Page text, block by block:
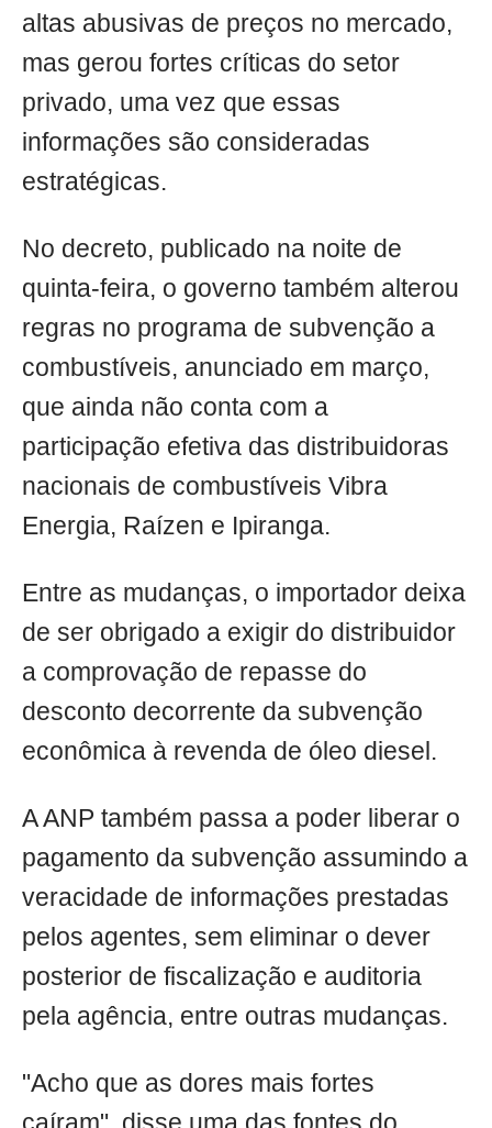
altas abusivas de preços no mercado,
mas gerou fortes críticas do setor
privado, uma vez que essas
informações são consideradas
estratégicas.
No decreto, publicado na noite de
quinta-feira, o governo também alterou
regras no programa de subvenção a
combustíveis, anunciado em março,
que ainda não conta com a
participação efetiva das distribuidoras
nacionais de combustíveis Vibra
Energia, Raízen e Ipiranga.
Entre as mudanças, o importador deixa
de ser obrigado a exigir do distribuidor
a comprovação de repasse do
desconto decorrente da subvenção
econômica à revenda de óleo diesel.
A ANP também passa a poder liberar o
pagamento da subvenção assumindo a
veracidade de informações prestadas
pelos agentes, sem eliminar o dever
posterior de fiscalização e auditoria
pela agência, entre outras mudanças.
"Acho que as dores mais fortes